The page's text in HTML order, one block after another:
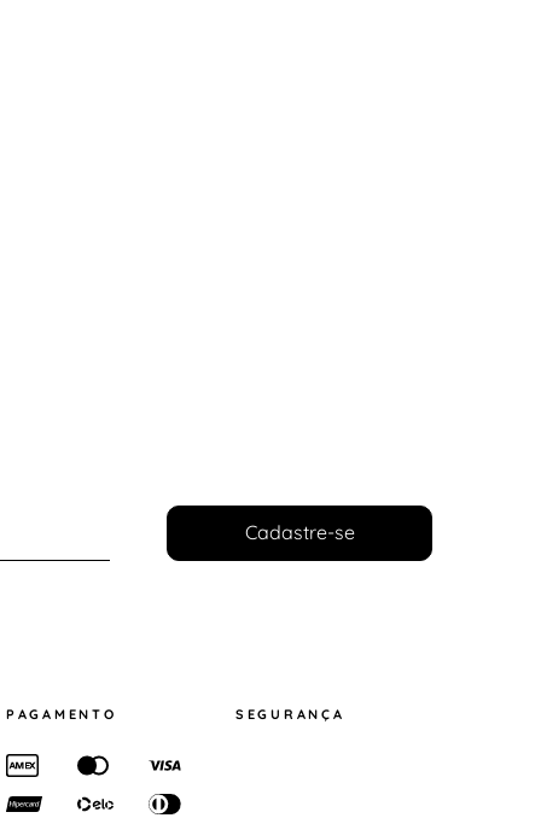
Cadastre-se
PAGAMENTO SEGURANÇA